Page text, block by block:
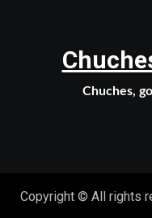
Chuches,
Copyright © All rights